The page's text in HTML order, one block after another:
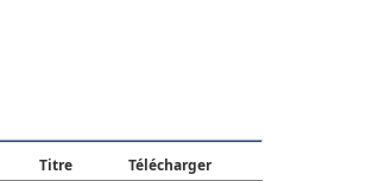
Titre Télécharger